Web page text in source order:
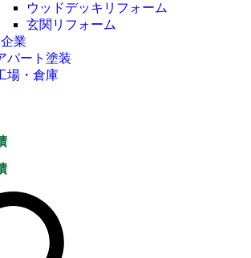
ウッドデッキリフォーム
玄関リフォーム
業
パート塗装
場・倉庫